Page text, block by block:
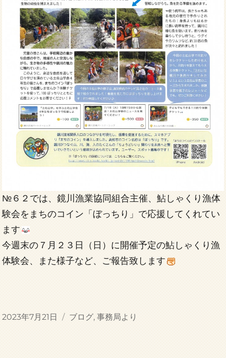
№６２では、鏡川漁業協同組合主催、鮎しゃくり漁体
験会をまちのコイン「ぼっちり」で応援してくれてい
ます
今週末の７月２３日（日）に開催予定の鮎しゃくり漁
体験会、また様子など、ご報告致します
投
2023年7月21日
カ
ブログ, 事務局より